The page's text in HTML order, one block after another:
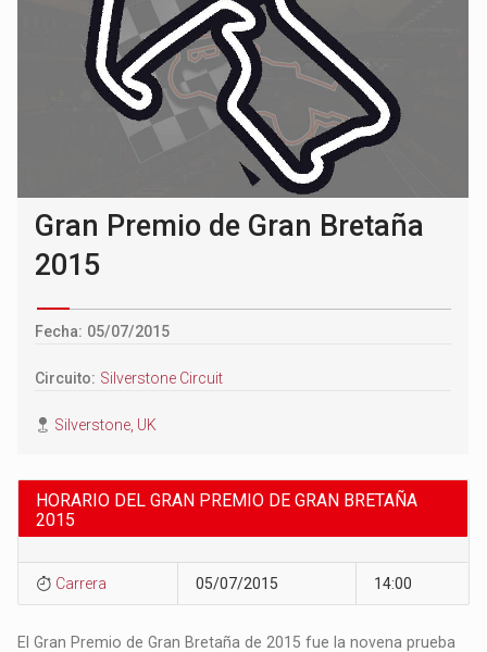
Gran Premio de Gran Bretaña
2015
Fecha: 05/07/2015
Circuito: Silverstone Circuit
Silverstone, UK
HORARIO DEL GRAN PREMIO DE GRAN BRETAÑA
2015
Carrera 05/07/2015 14:00
El Gran Premio de Gran Bretaña de 2015 fue la novena prueba